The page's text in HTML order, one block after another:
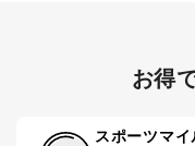
お得
スポーツマ